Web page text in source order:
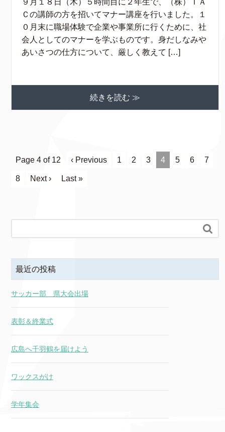
Ｃの講師の方を招いてマナー講座を行いました。１
０月末に職場体験で企業や事業所に行くために、社
会人としてのマナーを学ぶものです。身だしなみや
あいさつの仕方について、厳しく教えて […]
続きを読む ≫
Page 4 of 12 ‹ Previous 1 2 3 4 5 6 7
8 Next › Last »

最近の投稿
サッカー部 県大会出場
表彰＆終業式
広島へ千羽鶴を届けよう
ワックスがけ
学年集会